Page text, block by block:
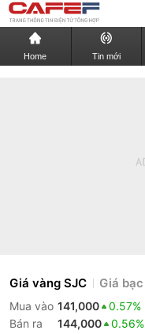
Home Tin mới
Giá vàng SJC Giá bạc
Mua vào 141,000
0.57%
Bán ra
144,000 0.56%